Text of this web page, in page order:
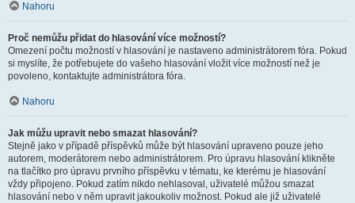
Nahoru
Proč nemůžu přidat do hlasování více možností?
Omezení počtu možností v hlasování je nastaveno administrátorem fóra. Pokud
si myslíte, že potřebujete do vašeho hlasování vložit více možností než je
povoleno, kontaktujte administrátora fóra.
Nahoru
Jak můžu upravit nebo smazat hlasování?
Stejně jako v případě příspěvků může být hlasování upraveno pouze jeho
autorem, moderátorem nebo administrátorem. Pro úpravu hlasování klikněte
na tlačítko pro úpravu prvního příspěvku v tématu, ke kterému je hlasování
vždy připojeno. Pokud zatím nikdo nehlasoval, uživatelé můžou smazat
hlasování nebo v něm upravit jakoukoliv možnost. Pokud ale již uživatelé